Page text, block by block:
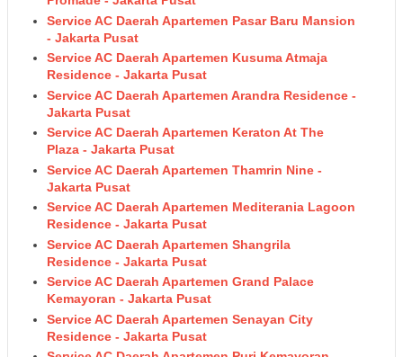
Service AC Daerah Apartemen Pasar Baru Mansion
- Jakarta Pusat
Service AC Daerah Apartemen Kusuma Atmaja
Residence - Jakarta Pusat
Service AC Daerah Apartemen Arandra Residence -
Jakarta Pusat
Service AC Daerah Apartemen Keraton At The
Plaza - Jakarta Pusat
Service AC Daerah Apartemen Thamrin Nine -
Jakarta Pusat
Service AC Daerah Apartemen Mediterania Lagoon
Residence - Jakarta Pusat
Service AC Daerah Apartemen Shangrila
Residence - Jakarta Pusat
Service AC Daerah Apartemen Grand Palace
Kemayoran - Jakarta Pusat
Service AC Daerah Apartemen Senayan City
Residence - Jakarta Pusat